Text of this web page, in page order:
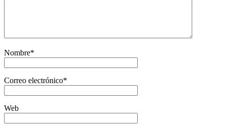
Nombre*
Correo electrónico*
Web